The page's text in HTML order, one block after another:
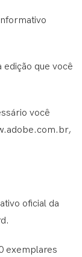
edição que você
você
oficial da
exemplares